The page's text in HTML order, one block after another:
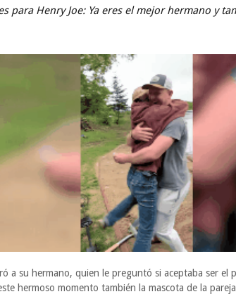
para Henry Joe: Ya eres el mejor hermano y
a su hermano, quien le preguntó si aceptaba ser el
hermoso momento también la mascota de la